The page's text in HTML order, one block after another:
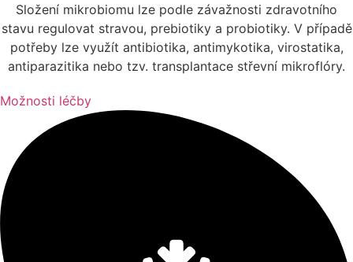
Složení mikrobiomu lze podle závažnosti zdravotního
stavu regulovat stravou, prebiotiky a probiotiky. V případě
potřeby lze využít antibiotika, antimykotika, virostatika,
antiparazitika nebo tzv. transplantace střevní mikroflóry.
Možnosti léčby